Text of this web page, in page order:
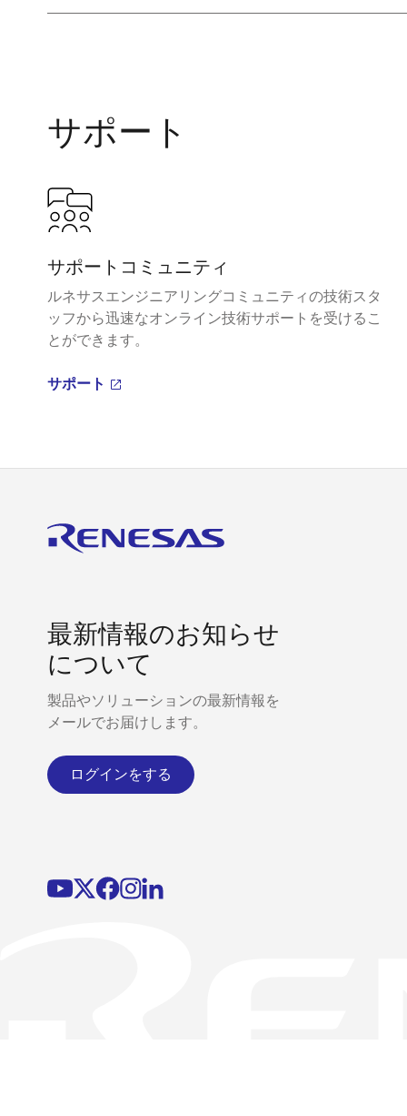
サポート
サポートコミュニティ
ルネサスエンジニアリングコミュニティの技術スタ
ッフから迅速なオンライン技術サポートを受けるこ
とができます。
サポート
最新情報のお知らせ
について
製品やソリューションの最新情報を
メールでお届けします。
ログインをする